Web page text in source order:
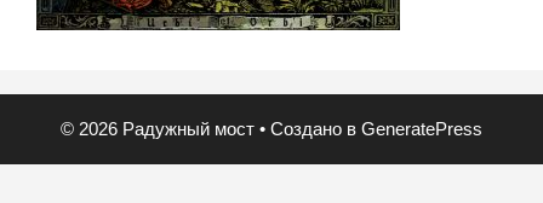
© 2026 Радужный мост • Создано в GeneratePress